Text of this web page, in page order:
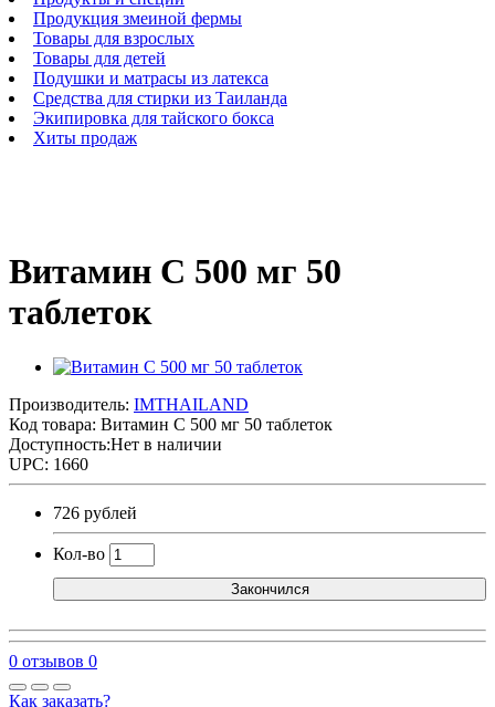
Продукция змеиной фермы
Товары для взрослых
Товары для детей
Подушки и матрасы из латекса
Средства для стирки из Таиланда
Экипировка для тайского бокса
Хиты продаж
Витамин С 500 мг 50
таблеток
Производитель: IMTHAILAND
Код товара: Витамин С 500 мг 50 таблеток
Доступность:Нет в наличии
UPC: 1660
726 рублей
Кол-во
Закончился
0 отзывов 0
Как заказать?